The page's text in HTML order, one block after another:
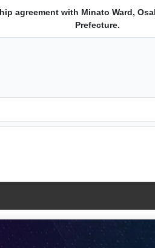
agreement with Minato Ward,
Prefecture.